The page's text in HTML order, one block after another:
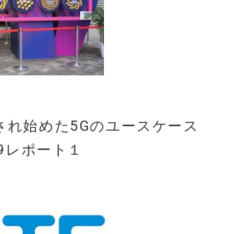
れ始めた5Gのユースケース
ポート１